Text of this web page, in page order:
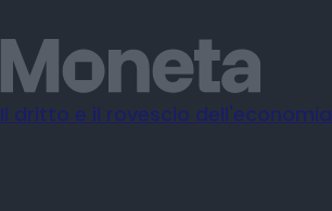
Il dritto e il rovescio dell'economia